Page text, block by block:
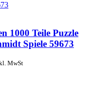
1000 Teile Puzzle
Spiele 59673
MwSt